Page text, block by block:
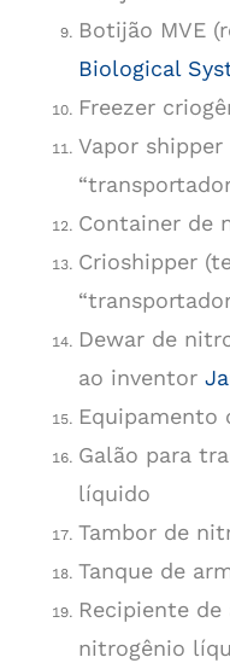
Botijão MVE
Biological
Freezer
Vapor
Container de
Crioshipper
Dewar de
ao inventor
Equipamento
Galão para
líquido
Tambor de
Tanque de
Recipiente
nitrogênio